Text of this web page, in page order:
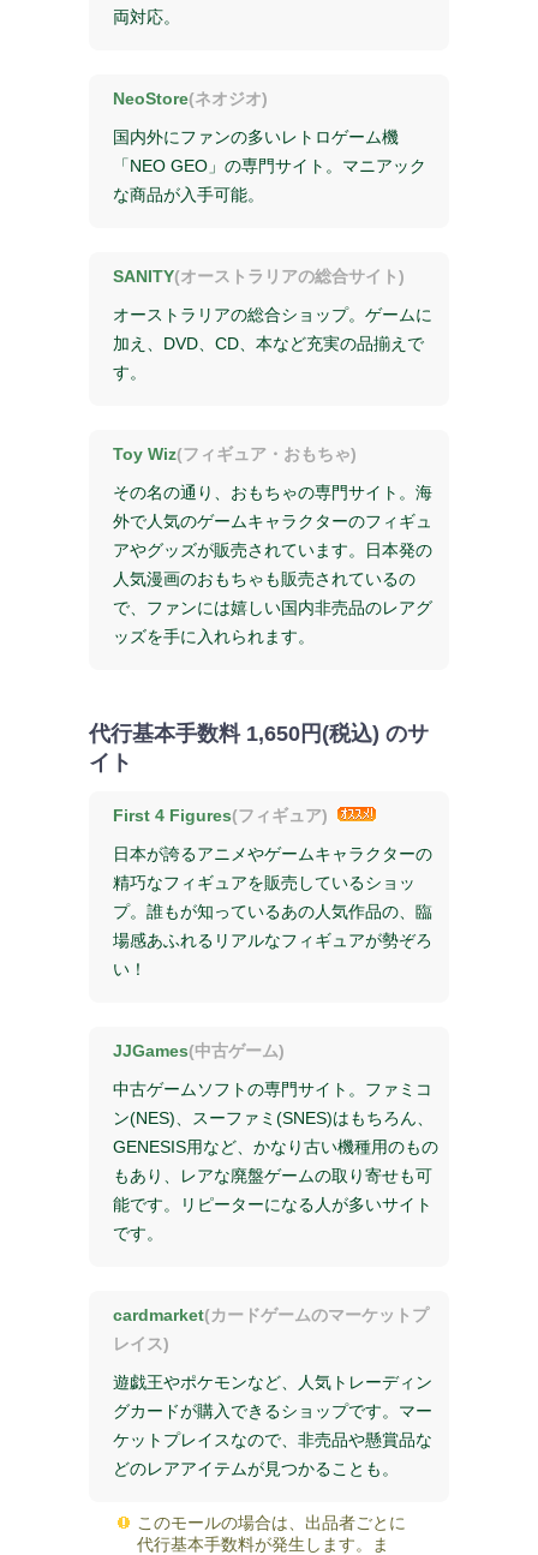
両対応。
NeoStore(ネオジオ)
国内外にファンの多いレトロゲーム機
「NEO GEO」の専門サイト。マニアック
な商品が入手可能。
SANITY(オーストラリアの総合サイト)
オーストラリアの総合ショップ。ゲームに
加え、DVD、CD、本など充実の品揃えで
す。
Toy Wiz(フィギュア・おもちゃ)
その名の通り、おもちゃの専門サイト。海
外で人気のゲームキャラクターのフィギュ
アやグッズが販売されています。日本発の
人気漫画のおもちゃも販売されているの
で、ファンには嬉しい国内非売品のレアグ
ッズを手に入れられます。
代行基本手数料 1,650円(税込) のサ
イト
First 4 Figures(フィギュア)
日本が誇るアニメやゲームキャラクターの
精巧なフィギュアを販売しているショッ
プ。誰もが知っているあの人気作品の、臨
場感あふれるリアルなフィギュアが勢ぞろ
い！
JJGames(中古ゲーム)
中古ゲームソフトの専門サイト。ファミコ
ン(NES)、スーファミ(SNES)はもちろん、
GENESIS用など、かなり古い機種用のもの
もあり、レアな廃盤ゲームの取り寄せも可
能です。リピーターになる人が多いサイト
です。
cardmarket(カードゲームのマーケットプ
レイス)
遊戯王やポケモンなど、人気トレーディン
グカードが購入できるショップです。マー
ケットプレイスなので、非売品や懸賞品な
どのレアアイテムが見つかることも。
このモールの場合は、出品者ごとに
代行基本手数料が発生します。ま